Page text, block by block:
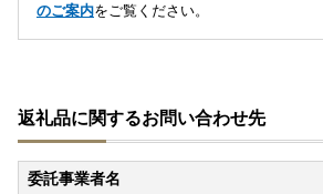
のご案内をご覧ください。
返礼品に関するお問い合わせ先
委託事業者名